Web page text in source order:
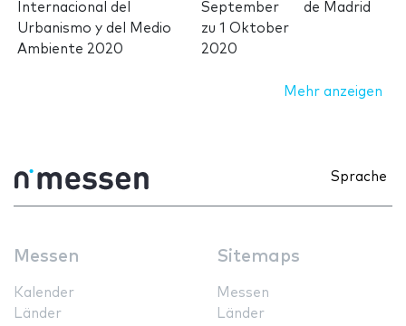
Internacional del
Urbanismo y del Medio
Ambiente 2020
September
zu1 Oktober
2020
de Madrid
Mehr anzeigen
Sprache
Messen
Kalender
Länder
Sitemaps
Messen
Länder